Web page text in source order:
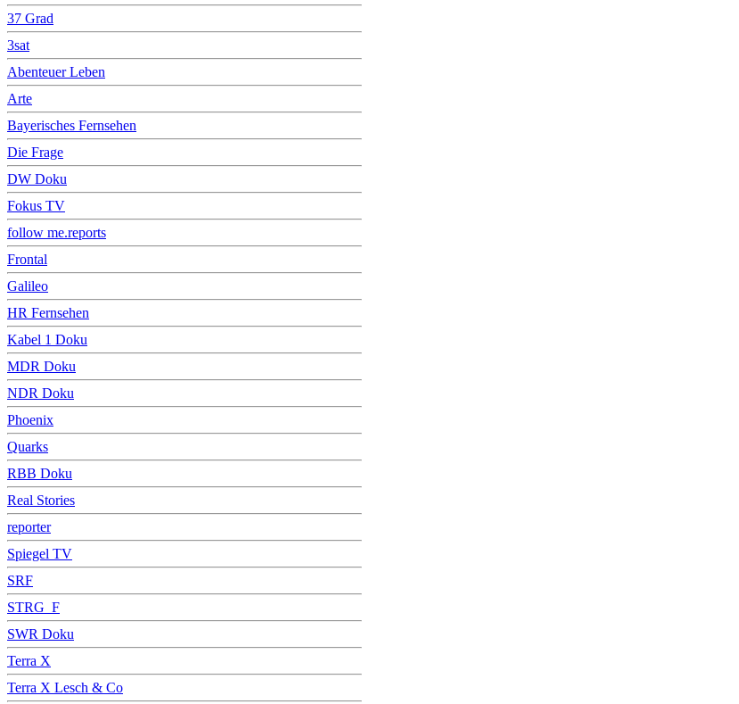
37 Grad
3sat
Abenteuer Leben
Arte
Bayerisches Fernsehen
Die Frage
DW Doku
Fokus TV
follow me.reports
Frontal
Galileo
HR Fernsehen
Kabel 1 Doku
MDR Doku
NDR Doku
Phoenix
Quarks
RBB Doku
Real Stories
reporter
Spiegel TV
SRF
STRG_F
SWR Doku
Terra X
Terra X Lesch & Co